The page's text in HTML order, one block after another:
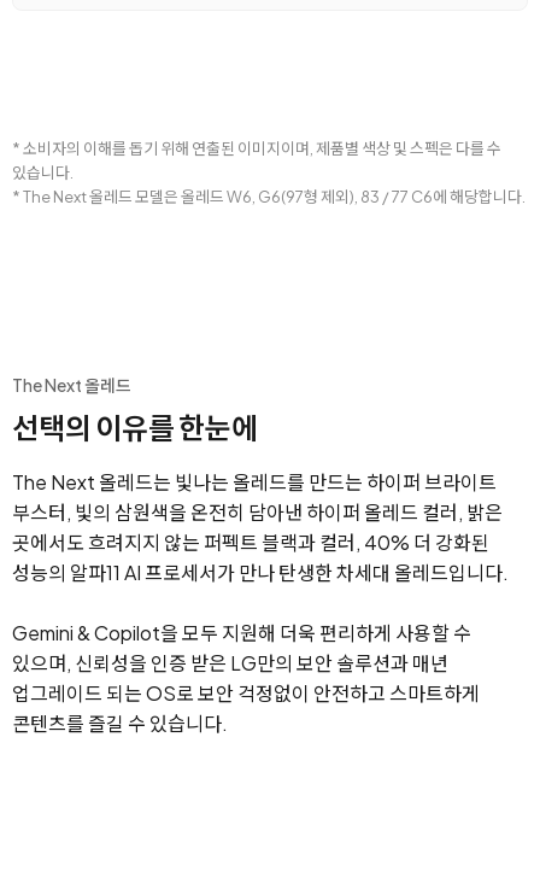
* 소비자의 이해를 돕기 위해 연출된 이미지이며, 제품별 색상 및 스펙은 다를 수
있습니다.
* The Next 올레드 모델은 올레드 W6, G6(97형 제외), 83 / 77 C6에 해당합니다.
The Next 올레드
선택의 이유를 한눈에
The Next 올레드는 빛나는 올레드를 만드는 하이퍼 브라이트
부스터, 빛의 삼원색을 온전히 담아낸 하이퍼 올레드 컬러, 밝은
곳에서도 흐려지지 않는 퍼펙트 블랙과 컬러, 40% 더 강화된
성능의 알파11 AI 프로세서가 만나 탄생한 차세대 올레드입니다.
Gemini & Copilot을 모두 지원해 더욱 편리하게 사용할 수
있으며, 신뢰성을 인증 받은 LG만의 보안 솔루션과 매년
업그레이드 되는 OS로 보안 걱정없이 안전하고 스마트하게
콘텐츠를 즐길 수 있습니다.